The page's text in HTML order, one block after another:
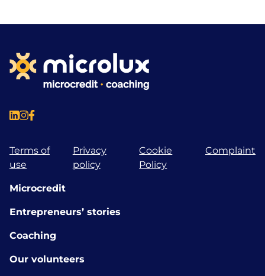
Terms of
use
Privacy
policy
Cookie
Policy
Complaint
Microcredit
Entrepreneurs’ stories
Coaching
Our volunteers